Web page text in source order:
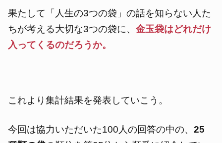
果たして「人生の3つの袋」の話を知らない人た
ちが考える大切な3つの袋に、金玉袋はどれだけ
入ってくるのだろうか。
これより集計結果を発表していこう。
今回は協力いただいた100人の回答の中の、25